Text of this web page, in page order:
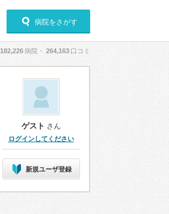
病院をさがす
182,226病院・ 264,163 口コミ
ゲスト さん
ログインしてください
新規ユーザ登録